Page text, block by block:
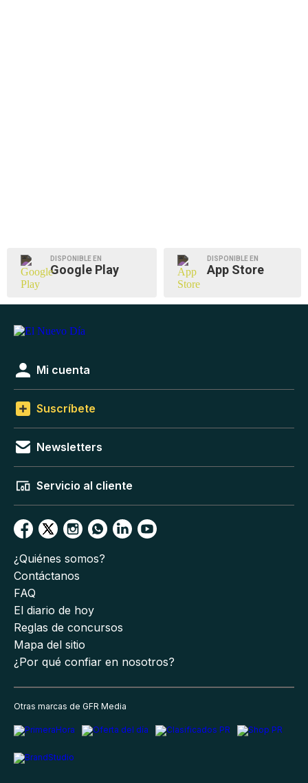
DISPONIBLE EN
Google Play
DISPONIBLE EN
App Store
Mi cuenta
Suscríbete
Newsletters
Servicio al cliente
¿Quiénes somos?
Contáctanos
FAQ
El diario de hoy
Reglas de concursos
Mapa del sitio
¿Por qué confiar en nosotros?
Otras marcas de GFR Media